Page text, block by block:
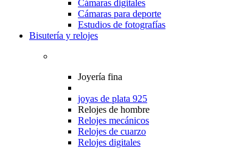
Cámaras digitales
Cámaras para deporte
Estudios de fotografías
Bisutería y relojes
Joyería fina
joyas de plata 925
Relojes de hombre
Relojes mecánicos
Relojes de cuarzo
Relojes digitales